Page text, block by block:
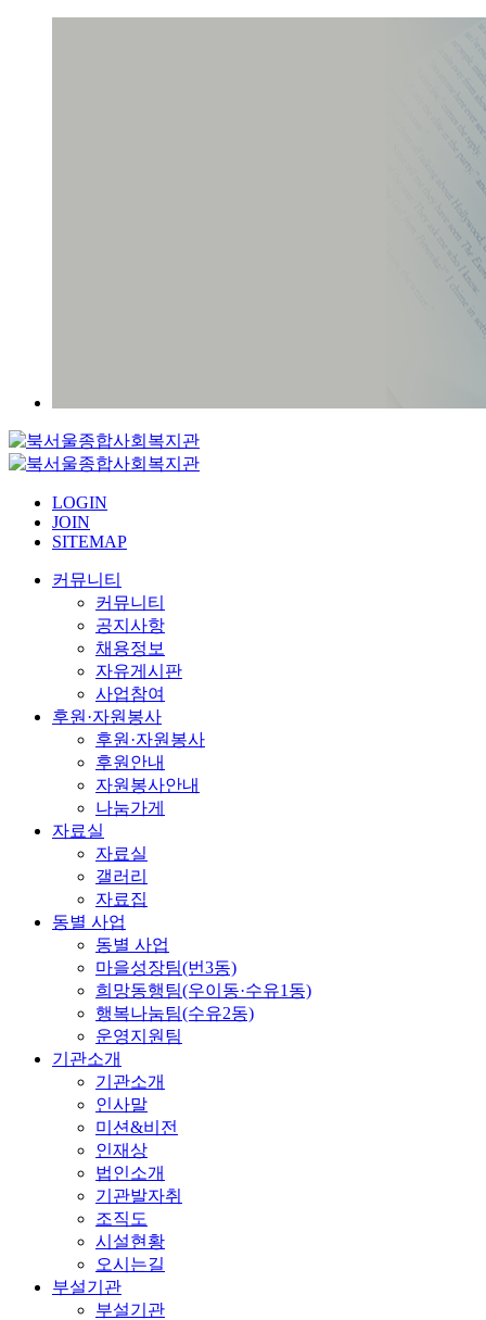
LOGIN
JOIN
SITEMAP
커뮤니티
커뮤니티
공지사항
채용정보
자유게시판
사업참여
후원·자원봉사
후원·자원봉사
후원안내
자원봉사안내
나눔가게
자료실
자료실
갤러리
자료집
동별 사업
동별 사업
마을성장팀(번3동)
희망동행팀(우이동·수유1동)
행복나눔팀(수유2동)
운영지원팀
기관소개
기관소개
인사말
미션&비전
인재상
법인소개
기관발자취
조직도
시설현황
오시는길
부설기관
부설기관